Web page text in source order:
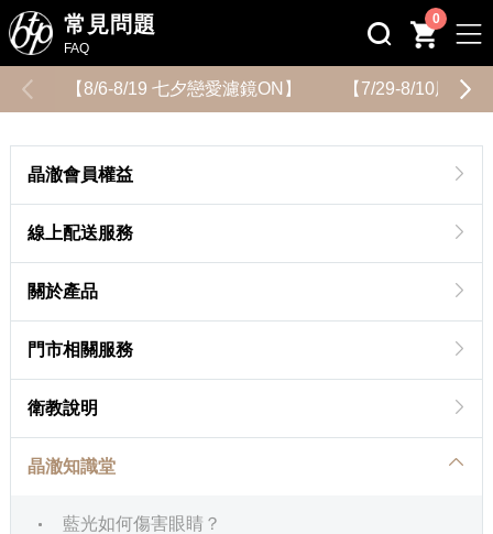
常見問題
FAQ
0
【8/6-8/19 七夕戀愛濾鏡ON】 【7/29-8/10用健
晶澈會員權益
線上配送服務
關於產品
門市相關服務
衛教說明
晶澈知識堂
藍光如何傷害眼睛？